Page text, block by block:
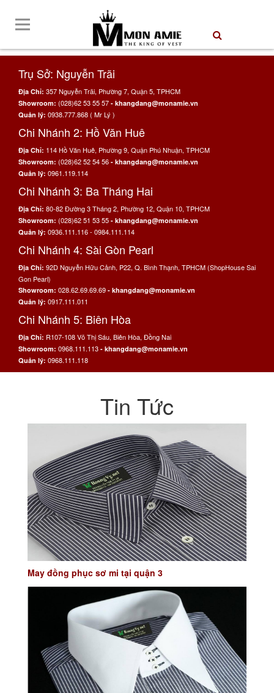
Trụ Sở: Nguyễn Trãi
Địa Chỉ: 357 Nguyễn Trãi, Phường 7, Quận 5, TPHCM
Showroom: (028)62 53 55 57 - khangdang@monamie.vn
Quản lý: 0938.777.868 ( Mr Lý )
Chi Nhánh 2: Hồ Văn Huê
Địa Chỉ: 114 Hồ Văn Huê, Phường 9, Quận Phú Nhuận, TPHCM
Showroom: (028)62 52 54 56 - khangdang@monamie.vn
Quản lý: 0961.119.114
Chi Nhánh 3: Ba Tháng Hai
Địa Chỉ: 80-82 Đường 3 Tháng 2, Phường 12, Quận 10, TPHCM
Showroom: (028)62 51 53 55 - khangdang@monamie.vn
Quản lý: 0936.111.116 - 0984.111.114
Chi Nhánh 4: Sài Gòn Pearl
Địa Chỉ: 92D Nguyễn Hữu Cảnh, P22, Q. Bình Thạnh, TPHCM (ShopHouse Sai
Gon Pearl)
Showroom: 028.62.69.69.69 - khangdang@monamie.vn
Quản lý: 0917.111.011
Chi Nhánh 5: Biên Hòa
Địa Chỉ: R107-108 Võ Thị Sáu, Biên Hòa, Đồng Nai
Showroom: 0968.111.113 - khangdang@monamie.vn
Quản lý: 0968.111.118
Tin Tức
May đồng phục sơ mi tại quận 3